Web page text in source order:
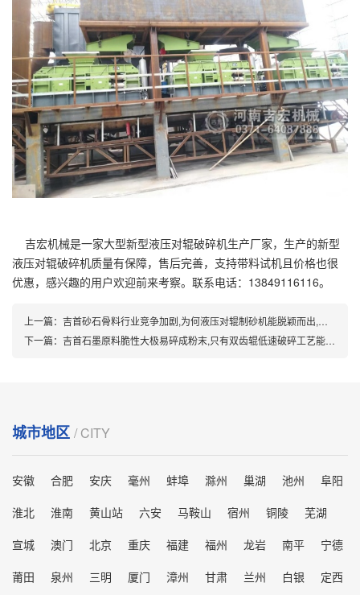
吉宏机械是一家大型新型液压对辊破碎机生产厂家，生产的新型
液压对辊破碎机质量有保障，售后完善，支持带料试机且价格也很
优惠，感兴趣的用户欢迎前来考察。联系电话：13849116116。
上一篇： 吉首砂石骨料行业竞争加剧,为何液压对辊制砂机能脱颖而出,成为整条生产线不可或缺的中坚装备？
下一篇： 吉首石墨原料脆性大极易碎成粉末,只有双齿辊低速破碎工艺能稳定产出合格增碳颗粒！
城市地区 / CITY
安徽 合肥 安庆 毫州 蚌埠 滁州 巢湖 池州
阜阳
淮北
淮南 黄山站 六安 马鞍山 宿州 铜陵
芜湖
宣城
澳门 北京 重庆 福建 福州 龙岩 南平
宁德
莆田
泉州 三明 厦门 漳州 甘肃 兰州 白银
定西